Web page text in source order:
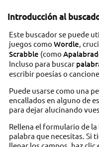
Introducción al
Este buscador se puede
juegos como Wordle,
Scrabble (como
Incluso para buscar
escribir poesías o
Puede usarse como una
encallados en alguno de
para dejar alucinando
Rellena el formulario de
palabra que necesitas. Si